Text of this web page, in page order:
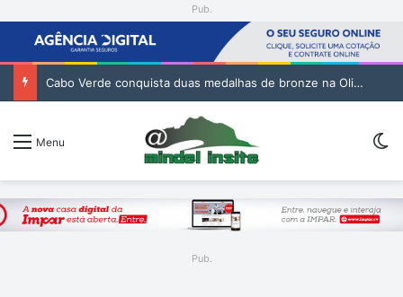
Pub.
Cabo Verde conquista duas medalhas de bronze na Olimpíada Internacional de Inteligência Artificial
Menu
Pub.